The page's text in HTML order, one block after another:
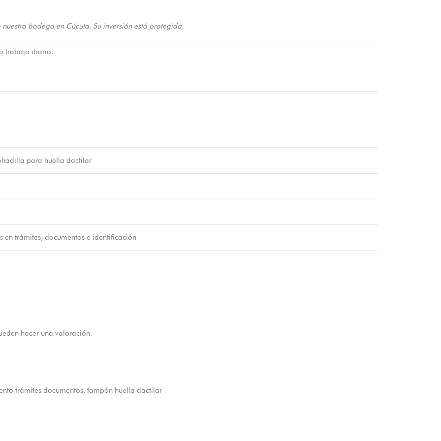
bodega en Cúcuta. Su inversión está protegida.
trabajo diario.
para huella dactilar
en trámites, documentos e identificación
hacer una valoración.
trámites documentos, tampón huella dactilar